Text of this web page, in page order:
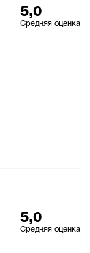
5,0
Средняя оценка
5,0
Средняя оценка